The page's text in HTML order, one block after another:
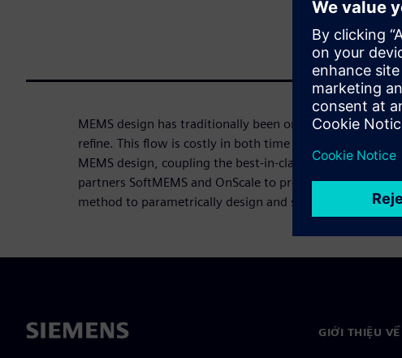
MEMS design has traditionally been one of design,
refine. This flow is costly in both time and materials. We
MEMS design, coupling the best-in-class Tanner L-Edit
partners SoftMEMS and OnScale to provide MEMS
method to parametrically design and simulate MEMS
GIỚI THIỆU